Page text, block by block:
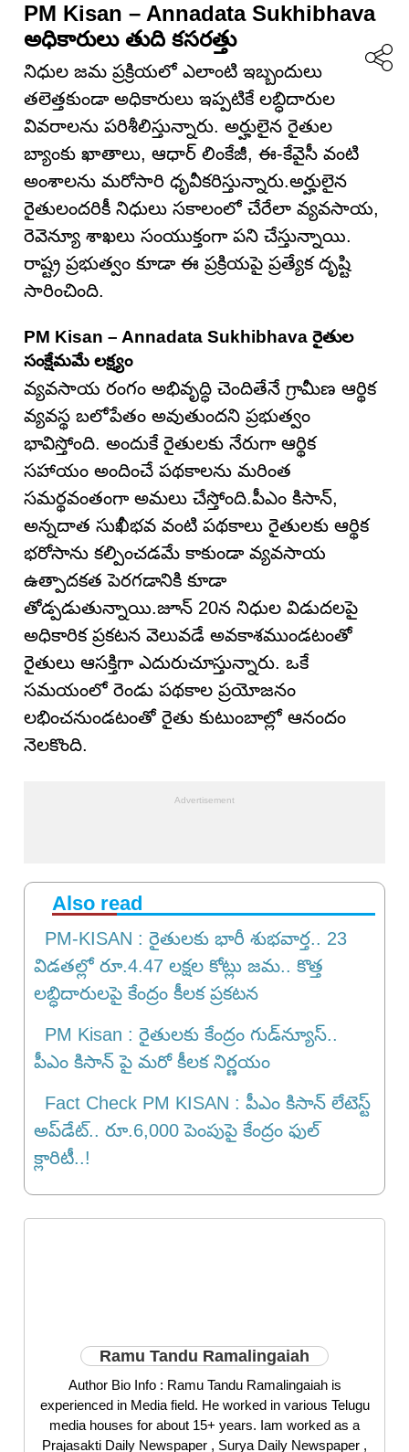
PM Kisan – Annadata Sukhibhava
అధికారులు తుది కసరత్తు
నిధుల జమ ప్రక్రియలో ఎలాంటి ఇబ్బందులు
తలెత్తకుండా అధికారులు ఇప్పటికే లబ్ధిదారుల
వివరాలను పరిశీలిస్తున్నారు. అర్హులైన రైతుల
బ్యాంకు ఖాతాలు, ఆధార్ లింకేజీ, ఈ-కేవైసీ వంటి
అంశాలను మరోసారి ధృవీకరిస్తున్నారు.అర్హులైన
రైతులందరికీ నిధులు సకాలంలో చేరేలా వ్యవసాయ,
రెవెన్యూ శాఖలు సంయుక్తంగా పని చేస్తున్నాయి.
రాష్ట్ర ప్రభుత్వం కూడా ఈ ప్రక్రియపై ప్రత్యేక దృష్టి
సారించింది.
PM Kisan – Annadata Sukhibhava రైతుల
సంక్షేమమే లక్ష్యం
వ్యవసాయ రంగం అభివృద్ధి చెందితేనే గ్రామీణ ఆర్థిక
వ్యవస్థ బలోపేతం అవుతుందని ప్రభుత్వం
భావిస్తోంది. అందుకే రైతులకు నేరుగా ఆర్థిక
సహాయం అందించే పథకాలను మరింత
సమర్థవంతంగా అమలు చేస్తోంది.పీఎం కిసాన్,
అన్నదాత సుఖీభవ వంటి పథకాలు రైతులకు ఆర్థిక
భరోసాను కల్పించడమే కాకుండా వ్యవసాయ
ఉత్పాదకత పెరగడానికి కూడా
తోడ్పడుతున్నాయి.జూన్ 20న నిధుల విడుదలపై
అధికారిక ప్రకటన వెలువడే అవకాశముండటంతో
రైతులు ఆసక్తిగా ఎదురుచూస్తున్నారు. ఒకే
సమయంలో రెండు పథకాల ప్రయోజనం
లభించనుండటంతో రైతు కుటుంబాల్లో ఆనందం
నెలకొంది.
Also read
PM-KISAN : రైతులకు భారీ శుభవార్త.. 23
విడతల్లో రూ.4.47 లక్షల కోట్లు జమ.. కొత్త
లబ్ధిదారులపై కేంద్రం కీలక ప్రకటన
PM Kisan : రైతులకు కేంద్రం గుడ్‌న్యూస్..
పీఎం కిసాన్ పై మ‌రో కీల‌క నిర్ణ‌యం
Fact Check PM KISAN : పీఎం కిసాన్ లేటెస్ట్
అప్‌డేట్‌.. రూ.6,000 పెంపుపై కేంద్రం ఫుల్
క్లారిటీ..!
Ramu Tandu Ramalingaiah
Author Bio Info : Ramu Tandu Ramalingaiah is
experienced in Media field. He worked in various Telugu
media houses for about 15+ years. Iam worked as a
Prajasakti Daily Newspaper , Surya Daily Newspaper ,